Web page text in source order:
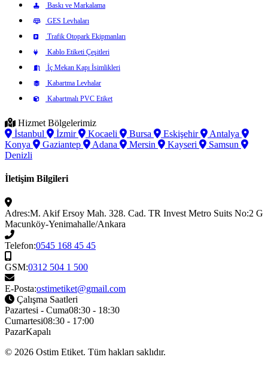
Baskı ve Markalama
GES Levhaları
Trafik Otopark Ekipmanları
Kablo Etiketi Çeşitleri
İç Mekan Kapı İsimlikleri
Kabartma Levhalar
Kabartmalı PVC Etiket
Hizmet Bölgelerimiz
İstanbul
İzmir Kocaeli Bursa Eskişehir
Antalya
Konya
Gaziantep Adana Mersin Kayseri
Samsun
Denizli
İletişim Bilgileri
Adres:M. Akif Ersoy Mah. 328. Cad. TR Invest Metro Suits No:2 G
Macunköy-Yenimahalle/Ankara
Telefon:0545 168 45 45
GSM:0312 504 1 500
E-Posta:ostimetiket@gmail.com
Çalışma Saatleri
Pazartesi - Cuma08:30 - 18:30
Cumartesi08:30 - 17:00
PazarKapalı
© 2026 Ostim Etiket. Tüm hakları saklıdır.